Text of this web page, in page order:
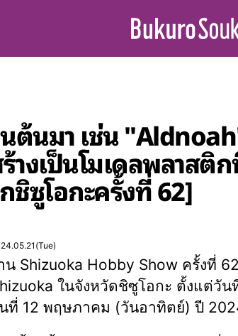
ต้นมา เช่น
งเป็นโมเดลพลาสติ
ชิซูโอกะครั้งที่ 62]
น Shizuoka Hobby Show ครั้งที่
ในจังหวัดชิซูโอกะ ตั้งแต่วั
ที่ 12 พฤษภาคม (วันอาทิตย์) ปี